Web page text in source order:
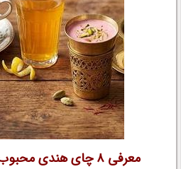
معرفی 8 چای هندی محبوب که دنیا را تکان داد